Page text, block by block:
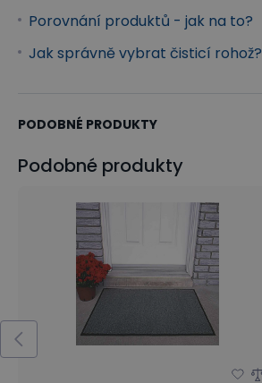
Porovnání produktů - jak na to?
Jak správně vybrat čisticí rohož?
PODOBNÉ PRODUKTY
Podobné produkty